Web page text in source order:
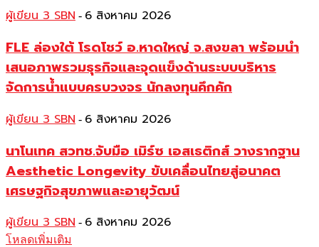
ผู้เขียน 3 SBN - 6 สิงหาคม 2026
FLE ล่องใต้ โรดโชว์ อ.หาดใหญ่ จ.สงขลา พร้อมนำ
เสนอภาพรวมธุรกิจและจุดแข็งด้านระบบบริหาร
จัดการน้ำแบบครบวงจร นักลงทุนคึกคัก
ผู้เขียน 3 SBN - 6 สิงหาคม 2026
นาโนเทค สวทช.จับมือ เมิร์ซ เอสเธติกส์ วางรากฐาน
Aesthetic Longevity ขับเคลื่อนไทยสู่อนาคต
เศรษฐกิจสุขภาพและอายุวัฒน์
ผู้เขียน 3 SBN - 6 สิงหาคม 2026
โหลดเพิ่มเติม